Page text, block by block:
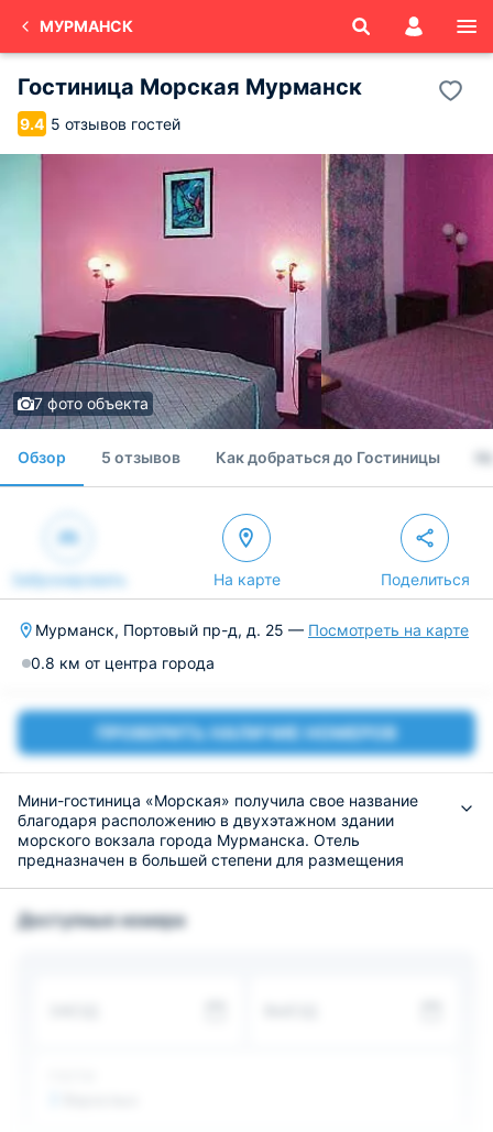
МУРМАНСК
Гостиница Морская Мурманск
9.4 5 отзывов гостей
7 фото объекта
Обзор 5 отзывов Как добраться до Гостиницы
Забронировать На карте Поделиться
Мурманск, Портовый пр-д, д. 25 — Посмотреть на карте
0.8 км от центра города
ПРОВЕРИТЬ НАЛИЧИЕ НОМЕРОВ
Мини-гостиница «Морская» получила свое название
благодаря расположению в двухэтажном здании
морского вокзала города Мурманска. Отель
предназначен в большей степени для размещения
Номерной фонд включает в себя 6 номеров двух типов:
Доступные номера